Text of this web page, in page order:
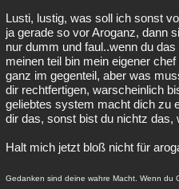
Lusti, lustig, was soll ich sonst
ja gerade so vor Aroganz, dann
nur dumm und faul..wenn du
meinen teil bin mein eigener
ganz im gegenteil, aber was
dir rechtfertigen, warscheinlich
geliebtes system macht dich zu
dir das, sonst bist du nichtz das,
Halt mich jetzt bloß nicht für
Gedanken sind deine wahre Macht. Wenn du